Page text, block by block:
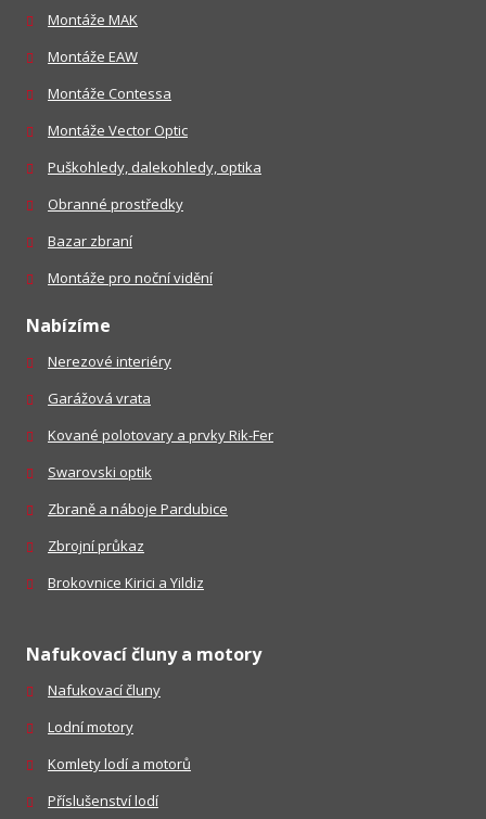
Montáže MAK
Montáže EAW
Montáže Contessa
Montáže Vector Optic
Puškohledy, dalekohledy, optika
Obranné prostředky
Bazar zbraní
Montáže pro noční vidění
Nabízíme
Nerezové interiéry
Garážová vrata
Kované polotovary a prvky Rik-Fer
Swarovski optik
Zbraně a náboje Pardubice
Zbrojní průkaz
Brokovnice Kirici a Yildiz
Nafukovací čluny a motory
Nafukovací čluny
Lodní motory
Komlety lodí a motorů
Příslušenství lodí